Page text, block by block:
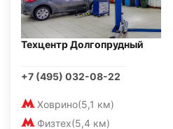
Техцентр Долгопрудный
+7 (495) 032-08-22
Ховрино(5,1 км)
Физтех(5,4 км)